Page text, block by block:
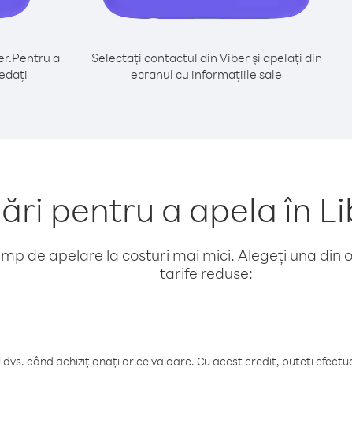
Pentru a
Selectați contactul din Viber și apelați din
ecranul cu informațiile sale
pentru a apela în
de apelare la costuri mai mici. Alegeți una din
tarife reduse:
când achiziționați orice valoare. Cu acest credit, puteți